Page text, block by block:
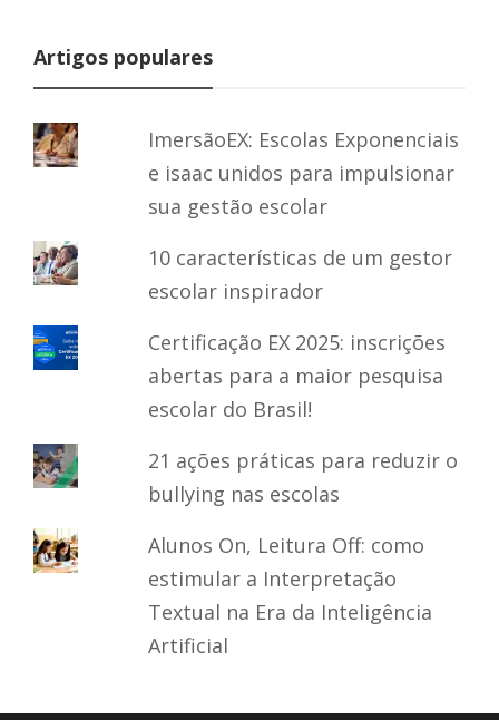
Artigos populares
ImersãoEX: Escolas Exponenciais
e isaac unidos para impulsionar
sua gestão escolar
10 características de um gestor
escolar inspirador
Certificação EX 2025: inscrições
abertas para a maior pesquisa
escolar do Brasil!
21 ações práticas para reduzir o
bullying nas escolas
Alunos On, Leitura Off: como
estimular a Interpretação
Textual na Era da Inteligência
Artificial